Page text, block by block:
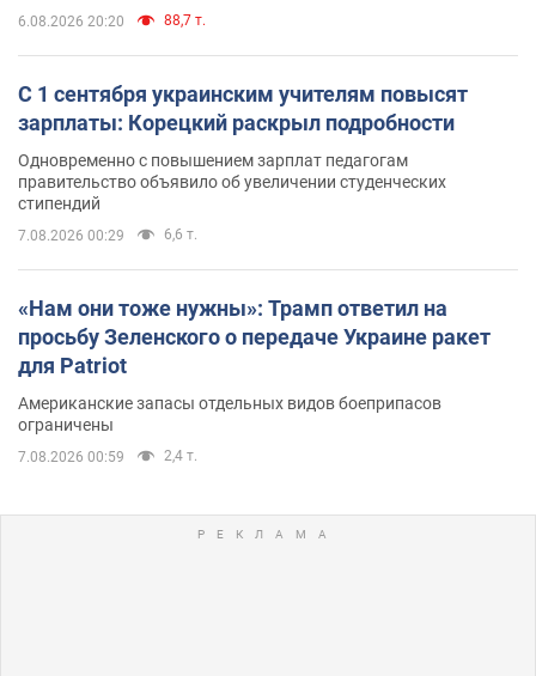
6.08.2026 20:20 88,7 т.
С 1 сентября украинским учителям повысят
зарплаты: Корецкий раскрыл подробности
Одновременно с повышением зарплат педагогам
правительство объявило об увеличении студенческих
стипендий
7.08.2026 00:29 6,6 т.
«Нам они тоже нужны»: Трамп ответил на
просьбу Зеленского о передаче Украине ракет
для Patriot
Американские запасы отдельных видов боеприпасов
ограничены
7.08.2026 00:59 2,4 т.